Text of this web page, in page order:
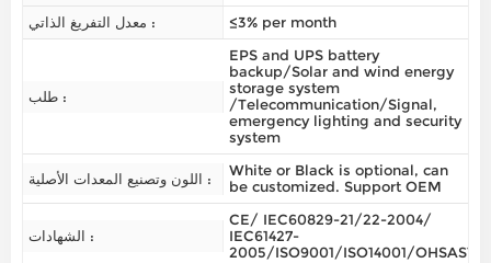
معدل التفريغ الذاتي :
≤3% per month
طلب :
EPS and UPS battery
backup/Solar and wind energy
storage system
/Telecommunication/Signal,
emergency lighting and security
system
اللون وتصنيع المعدات الأصلية :
White or Black is optional, can
be customized. Support OEM
الشهادات :
CE/ IEC60829-21/22-2004/
IEC61427-
2005/ISO9001/ISO14001/